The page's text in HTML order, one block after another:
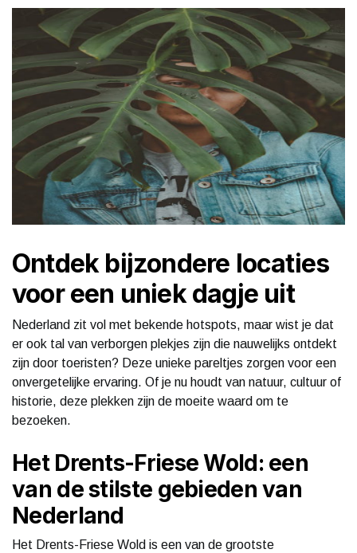
Ontdek bijzondere locaties
voor een uniek dagje uit
Nederland zit vol met bekende hotspots, maar wist je dat
er ook tal van verborgen plekjes zijn die nauwelijks ontdekt
zijn door toeristen? Deze unieke pareltjes zorgen voor een
onvergetelijke ervaring. Of je nu houdt van natuur, cultuur of
historie, deze plekken zijn de moeite waard om te
bezoeken.
Het Drents-Friese Wold: een
van de stilste gebieden van
Nederland
Het Drents-Friese Wold is een van de grootste